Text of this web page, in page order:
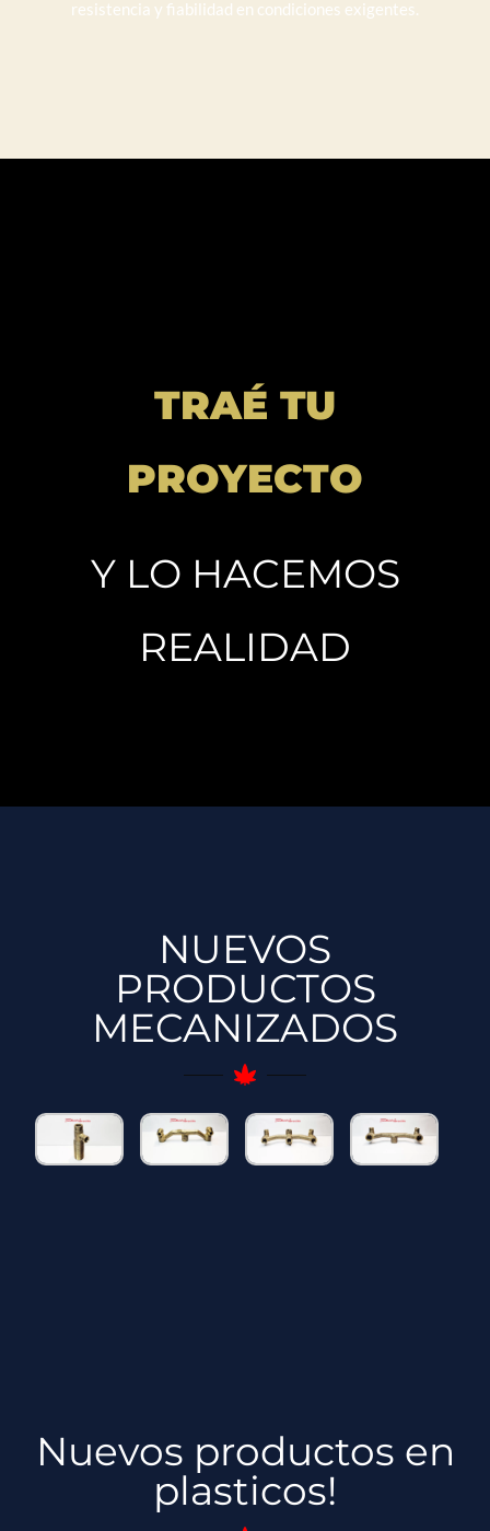
resistencia y fiabilidad en condiciones exigentes.
TRAÉ TU
PROYECTO
Y LO HACEMOS
REALIDAD
NUEVOS
PRODUCTOS
MECANIZADOS
Nuevos productos en
plasticos!